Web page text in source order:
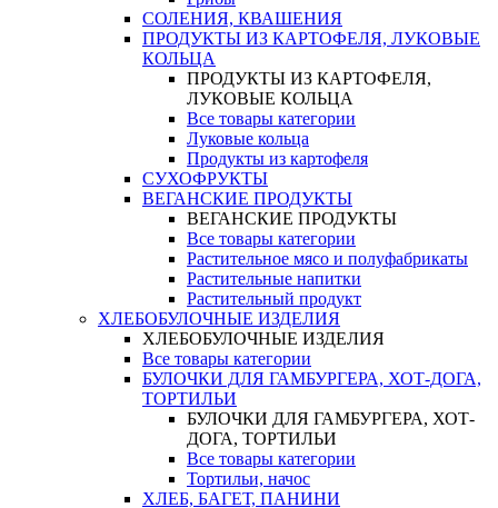
СОЛЕНИЯ, КВАШЕНИЯ
ПРОДУКТЫ ИЗ КАРТОФЕЛЯ, ЛУКОВЫЕ
КОЛЬЦА
ПРОДУКТЫ ИЗ КАРТОФЕЛЯ,
ЛУКОВЫЕ КОЛЬЦА
Все товары категории
Луковые кольца
Продукты из картофеля
СУХОФРУКТЫ
ВЕГАНСКИЕ ПРОДУКТЫ
ВЕГАНСКИЕ ПРОДУКТЫ
Все товары категории
Растительное мясо и полуфабрикаты
Растительные напитки
Растительный продукт
ХЛЕБОБУЛОЧНЫЕ ИЗДЕЛИЯ
ХЛЕБОБУЛОЧНЫЕ ИЗДЕЛИЯ
Все товары категории
БУЛОЧКИ ДЛЯ ГАМБУРГЕРА, ХОТ-ДОГА,
ТОРТИЛЬИ
БУЛОЧКИ ДЛЯ ГАМБУРГЕРА, ХОТ-
ДОГА, ТОРТИЛЬИ
Все товары категории
Тортильи, начос
ХЛЕБ, БАГЕТ, ПАНИНИ